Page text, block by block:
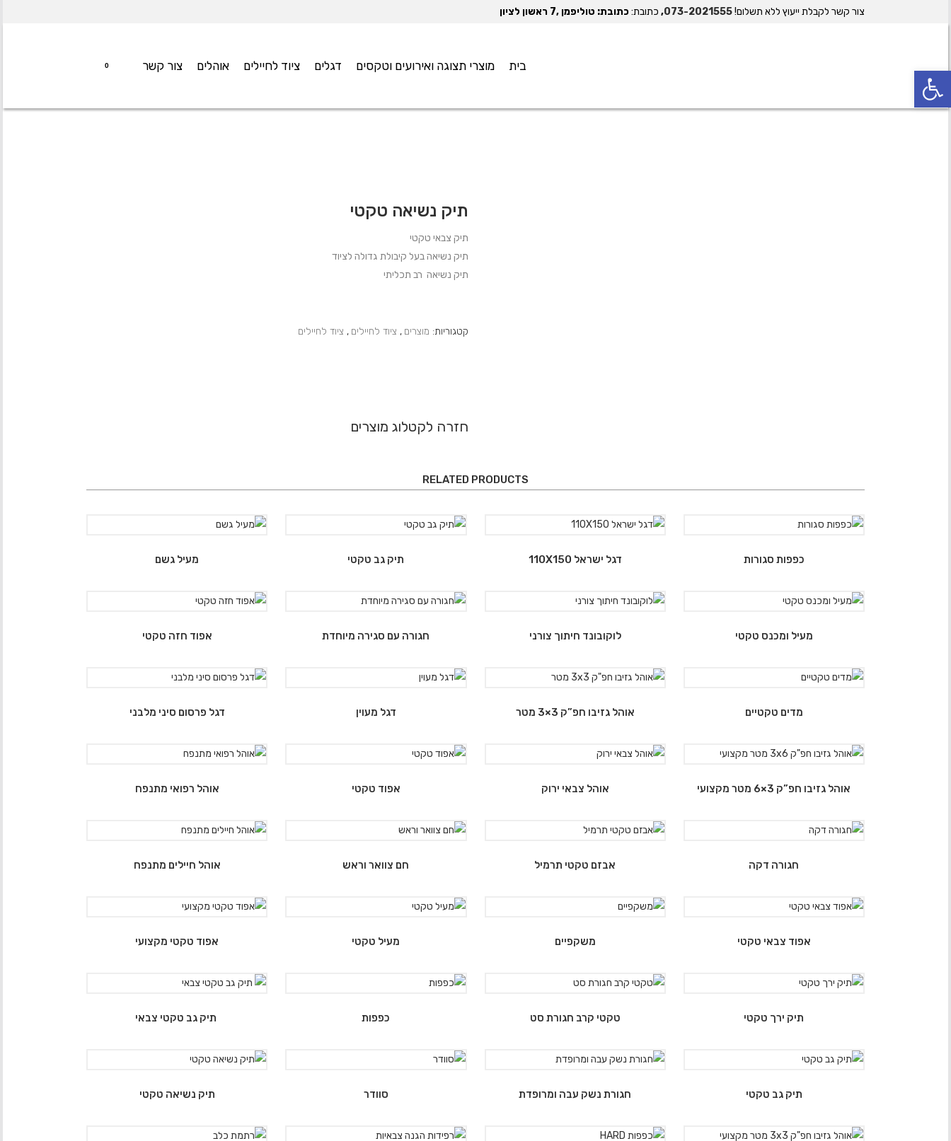
צור קשר לקבלת ייעוץ ללא תשלום!073-2021555
, כתובת: כתובת: טוליפמן ,7 ראשון לציון
0 בית מוצרי תצוגה ואירועים וטקסים דגלים ציוד לחיילים אוהלים צור קשר
תיק נשיאה טקטי
תיק צבאי טקטי
תיק נשיאה בעל קיבולת גדולה לציוד
תיק נשיאה רב תכליתי
קטגוריות: מוצרים , ציוד לחיילים , ציוד לחיילים
חזרה לקטלוג מוצרים
RELATED PRODUCTS
כפפות סגורות דגל ישראל 110X150 תיק גב טקטי מעיל גשם
מעיל ומכנס טקטי לוקובונד חיתוך צורני חגורה עם סגירה מיוחדת אפוד חזה טקטי
מדים טקטיים אוהל גזיבו חפ”ק 3×3 מטר דגל מעוין דגל פרסום סיני מלבני
אוהל גזיבו חפ”ק 3×6 מטר מקצועי אוהל צבאי ירוק אפוד טקטי אוהל רפואי מתנפח
חגורה דקה אבזם טקטי תרמיל חם צוואר וראש אוהל חיילים מתנפח
אפוד צבאי טקטי משקפיים מעיל טקטי אפוד טקטי מקצועי
תיק ירך טקטי טקטי קרב חגורת סט כפפות תיק גב טקטי צבאי
תיק גב טקטי חגורת נשק עבה ומרופדת סוודר תיק נשיאה טקטי
פתח סרגל נגישות